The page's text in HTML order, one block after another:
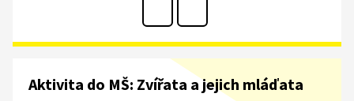
Aktivita do MŠ: Zvířata a jejich mláďata